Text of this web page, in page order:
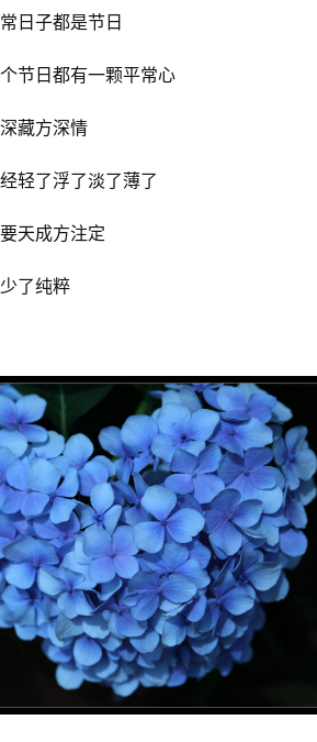
日子都是节日
节日都有一颗平常心
藏方深情
轻了浮了淡了薄了
天成方注定
了纯粹